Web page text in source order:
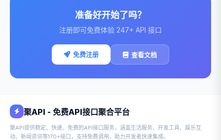
准备好开始了吗？
注册即可免费体验 247+ API 接口
免费注册 查看文档
聚API - 免费API接口聚合平台
聚API提供稳定、快速、免费的API接口服务，涵盖生活服务、开发工具、娱乐互
动、新闻资讯等170+接口，支持免费调用，助力开发者快速集成。